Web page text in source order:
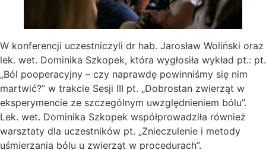
W konferencji uczestniczyli dr hab. Jarosław Woliński oraz
lek. wet. Dominika Szkopek, która wygłosiła wykład pt.: pt.
„Ból pooperacyjny – czy naprawdę powinniśmy się nim
martwić?” w trakcie Sesji III pt. „Dobrostan zwierząt w
eksperymencie ze szczególnym uwzględnieniem bólu”.
Lek. wet. Dominika Szkopek współprowadziła również
warsztaty dla uczestników pt. „Znieczulenie i metody
uśmierzania bólu u zwierząt w procedurach”.